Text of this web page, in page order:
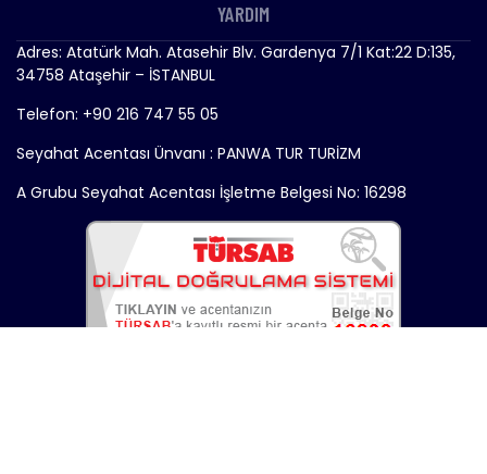
YARDIM
Adres: Atatürk Mah. Atasehir Blv. Gardenya 7/1 Kat:22 D:135,
34758 Ataşehir – İSTANBUL
Telefon: +90 216 747 55 05
Seyahat Acentası Ünvanı : PANWA TUR TURİZM
A Grubu Seyahat Acentası İşletme Belgesi No: 16298